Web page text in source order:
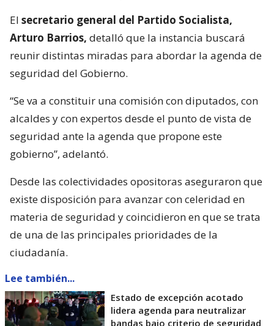
El secretario general del Partido Socialista,
Arturo Barrios, detalló que la instancia buscará
reunir distintas miradas para abordar la agenda de
seguridad del Gobierno.
“Se va a constituir una comisión con diputados, con
alcaldes y con expertos desde el punto de vista de
seguridad ante la agenda que propone este
gobierno”, adelantó.
Desde las colectividades opositoras aseguraron que
existe disposición para avanzar con celeridad en
materia de seguridad y coincidieron en que se trata
de una de las principales prioridades de la
ciudadanía.
Lee también...
Estado de excepción acotado
lidera agenda para neutralizar
bandas bajo criterio de seguridad